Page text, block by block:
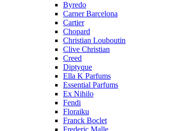
Byredo
Carner Barcelona
Cartier
Chopard
Christian Louboutin
Clive Christian
Creed
Diptyque
Ella K Parfums
Essential Parfums
Ex Nihilo
Fendi
Floraiku
Franck Boclet
Frederic Malle